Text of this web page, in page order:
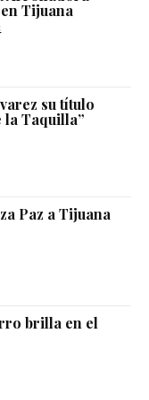
Tijuana
su título
la Taquilla”
Paz a Tijuana
brilla en el